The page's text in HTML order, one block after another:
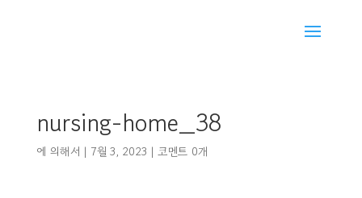
nursing-home_38
에 의해서 | 7월 3, 2023 | 코멘트 0개